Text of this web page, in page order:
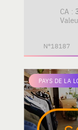
CA :
N°18187
PAYS DE LA